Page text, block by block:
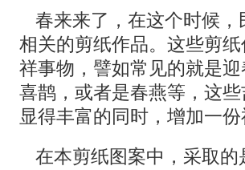
春来来了，在这个时候
相关的剪纸作品。这些剪
祥事物，譬如常见的就是
喜鹊，或者是春燕等，这
显得丰富的同时，增加一
在本剪纸图案中，采取